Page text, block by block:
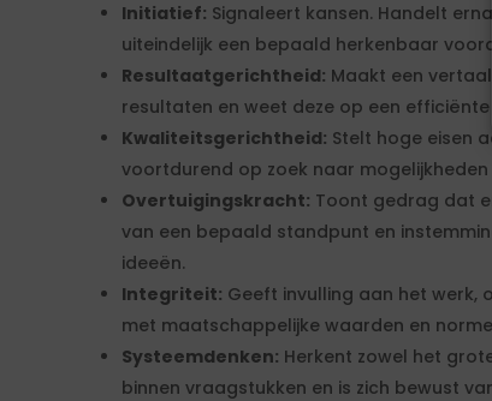
Initiatief: Signaleert kansen. Handelt
uiteindelijk een bepaald herkenbaar
Resultaatgerichtheid: Maakt een
resultaten en weet deze op een
Kwaliteitsgerichtheid: Stelt hoge eisen
voortdurend op zoek naar
Overtuigingskracht: Toont gedrag dat
van een bepaald standpunt en
ideeën.
Integriteit: Geeft invulling aan het werk,
met maatschappelijke waarden en
Systeemdenken: Herkent zowel het
binnen vraagstukken en is zich bewust